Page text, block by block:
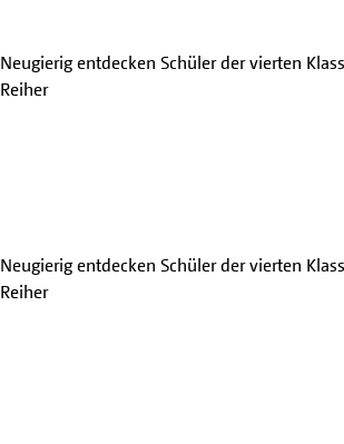
Neugierig entdecken Schüler der vierten
Reiher
Neugierig entdecken Schüler der vierten
Reiher